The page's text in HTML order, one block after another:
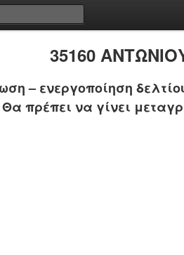
35160
– ενεργοποίηση
Θα πρέπει να γίνει